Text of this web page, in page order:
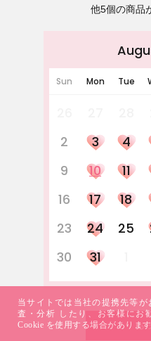
他5個の商品
Sun Mon Tue
2
3 4
9
10 11
16
17 18
23
24 25
30
31
も
当サイトでは当社の提携先等
査・分析 したり、お客様にお
Cookie を使用する場合がありま